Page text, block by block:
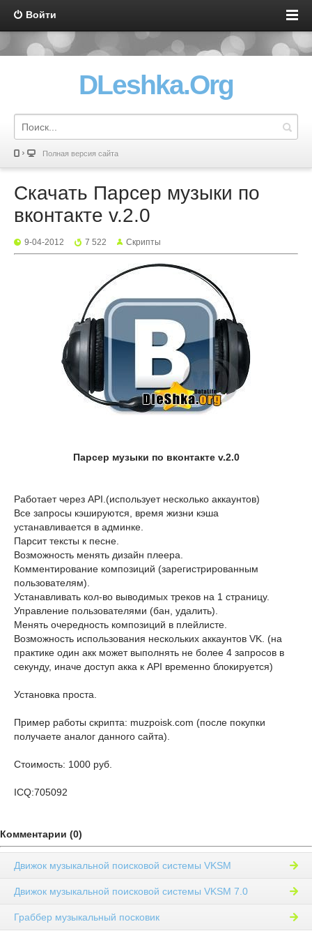
Войти
DLeshka.Org
Полная версия сайта
Скачать Парсер музыки по
вконтакте v.2.0
9-04-2012 7 522 Скрипты
Парсер музыки по вконтакте v.2.0
Работает через API.(использует несколько аккаунтов)
Все запросы кэшируются, время жизни кэша
устанавливается в админке.
Парсит тексты к песне.
Возможность менять дизайн плеера.
Комментирование композиций (зарегистрированным
пользователям).
Устанавливать кол-во выводимых треков на 1 страницу.
Управление пользователями (бан, удалить).
Менять очередность композиций в плейлисте.
Возможность использования нескольких аккаунтов VK. (на
практике один акк может выполнять не более 4 запросов в
секунду, иначе доступ акка к API временно блокируется)
Установка проста.
Пример работы скрипта: muzpoisk.com (после покупки
получаете аналог данного сайта).
Стоимость: 1000 руб.
ICQ:705092
Комментарии (0)
Движок музыкальной поисковой системы VKSM
Движок музыкальной поисковой системы VKSM 7.0
Граббер музыкальный посковик